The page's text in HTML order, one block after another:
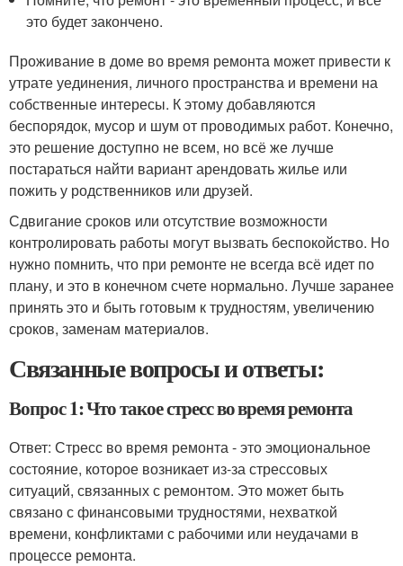
это будет закончено.
Проживание в доме во время ремонта может привести к
утрате уединения, личного пространства и времени на
собственные интересы. К этому добавляются
беспорядок, мусор и шум от проводимых работ. Конечно,
это решение доступно не всем, но всё же лучше
постараться найти вариант арендовать жилье или
пожить у родственников или друзей.
Сдвигание сроков или отсутствие возможности
контролировать работы могут вызвать беспокойство. Но
нужно помнить, что при ремонте не всегда всё идет по
плану, и это в конечном счете нормально. Лучше заранее
принять это и быть готовым к трудностям, увеличению
сроков, заменам материалов.
Связанные вопросы и ответы:
Вопрос 1: Что такое стресс во время ремонта
Ответ: Стресс во время ремонта - это эмоциональное
состояние, которое возникает из-за стрессовых
ситуаций, связанных с ремонтом. Это может быть
связано с финансовыми трудностями, нехваткой
времени, конфликтами с рабочими или неудачами в
процессе ремонта.